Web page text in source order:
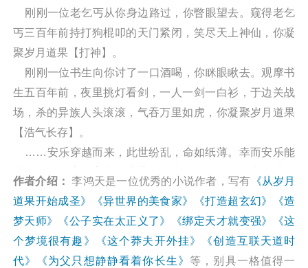
刚刚一位老乞丐从你身边路过，你瞥眼望去。窥得老乞
丐三百年前持打狗棍叩的天门紧闭，笑尽天上神仙，你凝
聚岁月道果【打神】。
刚刚一位书生向你讨了一口酒喝，你眯眼瞅去。观摩书
生五百年前，夜里挑灯看剑，一人一剑一白衫，于边关战
场，杀的异族人头滚滚，气吞万里如虎，你凝聚岁月道果
【浩气长存】。
……安乐穿越而来，此世纷乱，命如纸薄。幸而安乐能
作者介绍： 李鸿天是一位优秀的小说作者，写有 《从岁月
道果开始成圣》
《异世界的美食家》 《打造超玄幻》
《造
梦天师》
《公子实在太正义了》 《绑定天才就变强》
《这
个梦境很有趣》
《这个莽夫开外挂》
《创造互联天道时
代》
《为父只想静静看着你长生》 等，别具一格值得一